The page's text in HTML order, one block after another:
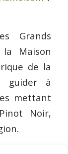
Grands
Maison
de la
guider à
mettant
Noir,